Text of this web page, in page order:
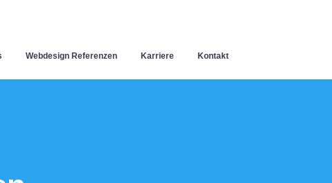
Webdesign Referenzen Karriere Kontakt